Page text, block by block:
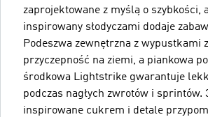
zaprojektowane z myślą o szybkości,
inspirowany słodyczami dodaje
Podeszwa zewnętrzna z wypustkami
przyczepność na ziemi, a piankowa
środkowa Lightstrike gwarantuje
podczas nagłych zwrotów i sprintów.
inspirowane cukrem i detale